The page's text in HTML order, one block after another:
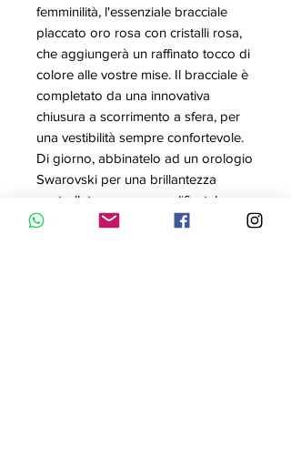
femminilità, l'essenziale bracciale
placcato oro rosa con cristalli rosa,
che aggiungerà un raffinato tocco di
colore alle vostre mise. Il bracciale è
completato da una innovativa
chiusura a scorrimento a sfera, per
una vestibilità sempre confortevole.
Di giorno, abbinatelo ad un orologio
Swarovski per una brillantezza
controllata, oppure amplificatela per
la sera aggiungendo altri gioielli da